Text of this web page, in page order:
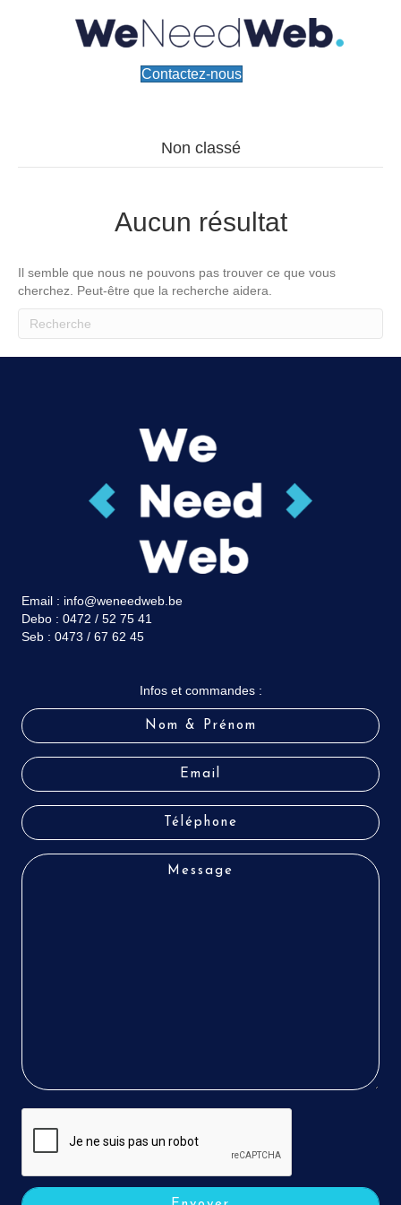
Contactez-nous
Non classé
Aucun résultat
Il semble que nous ne pouvons pas trouver ce que vous
cherchez. Peut-être que la recherche aidera.
Email : info@weneedweb.be
Debo : 0472 / 52 75 41
Seb : 0473 / 67 62 45
Infos et commandes :